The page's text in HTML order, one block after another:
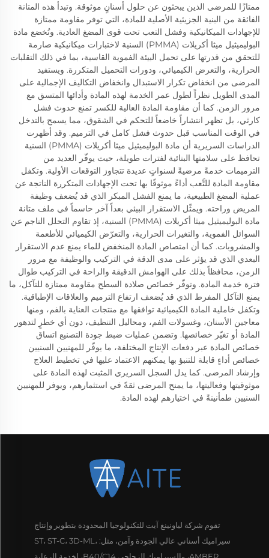
ممتازًا للمرضى الذين يبحثون عن حلول أسنانٍ موثوقة. وتبدأ هذه المتانة
الفائقة من البنية الجزيئية الأصلية للمادة، التي توفر مقاومة ممتازة
للإجهادات الميكانيكية وفشل التعب تحت قوى المضغ العادية. وتُخضع مادة
البوليميثيل ميثا أكريلات (PMMA) السنية لاختبارات ميكانيكية صارمة
للتحقق من قدرتها على تحمل البيئة الفموية القاسية، بما في ذلك التقلبات
الحرارية، والتعرض الكيميائي، ودورات التحميل المتكررة. ويستفيد
المرضى من انخفاض تكرار الاستبدال وانخفاض التكاليف الإجمالية على
المدى الطويل نظراً لطول عمر الخدمة لهذه المادة وأدائها المتسق مع
مرور الزمن. كما أن مقاومة المادة العالية للكسر تمنع حدوث فشل
كارثي، بل تظهر انتشاراً خاضعاً للتحكم في الشقوق، مما يسمح بالتدخل
في الوقت المناسب قبل حدوث فشل كامل في الترميم. وقد أظهرت
الدراسات السريرية أن مادة البوليميثيل ميثا أكريلات (PMMA) السنية
تحافظ على سلامتها البنائية لفترات طويلة، حيث يوفّر العديد من
الترميمات خدمةً مرضيةً لسنواتٍ عديدة تتجاوز التوقعات الأولية. وتكفل
مقاومة المادة للتَّعب أداءً موثوقًا بها تحت الإجهادات المتكررة الناتجة عن
عملية المضغ الطبيعية، ما يمنع الفشل المبكر الذي قد يُضعف وظيفة
المريض وراحته. ويمثّل الاستقرار البيئي بعداً آخر حاسماً في ملف متانة
مادة البوليميثيل ميثا أكريلات (PMMA) السنية، إذ تقاوم التحلل الناجم عن
السوائل الفموية، والتغيرات الحرارية، والتعرّض الكيميائي للأطعمة
والمشروبات. كما أن امتصاص المادة المنخفض للماء يمنع عدم الاستقرار
البعدي الذي قد يؤثر على مدى الدقة في التركيب والوظيفة مع مرور
الزمن، محافظاً بذلك على الهوامش الدقيقة والراحة في التركيب طوال
فترة خدمة المادة. وتوفّر خصائص صلادة السطح مقاومة ممتازة للتآكل، ما
يمنع التآكل المفرط الذي قد يُضعف ارتفاع الترميم والعلاقات الإطباقية.
وتكفل خاملية المادة الكيميائية توافقها مع منتجات العناية بالفم، ومنها
معاجين الأسنان، وغسولات الفم، ومحاليل التنظيف، دون أي خطرٍ لتدهور
المادة أو تغيّر خصائصها. وتضمن عمليات ضبط جودة التصنيع اتساق
خصائص المادة عبر دفعات الإنتاج المختلفة، ما يوفّر للمهنيين السنيين
خصائص أداءٍ قابلة للتنبؤ بها يمكنهم الاعتماد عليها في تخطيط العلاج
وإرشاد المرضى. كما يدل السجل السريري المثبت لهذه المادة على
موثوقيتها وفعاليتها، ما يمنح المرضى ثقةً في استثمارهم، ويوفر للمهنيين
السنيين طمأنينةً في اختيارهم لهذه المادة.
تقوم شركة لياونينغ آيت للتكنولوجيا المحدودة بتطوير وإنتاج
سيراميك أسناني عالي الجودة وآمن، مثل: ST، ST-C، 3D-ML،
AMBER، والسيراميك الزجاجي B40/C14، لخدمة الرعاية